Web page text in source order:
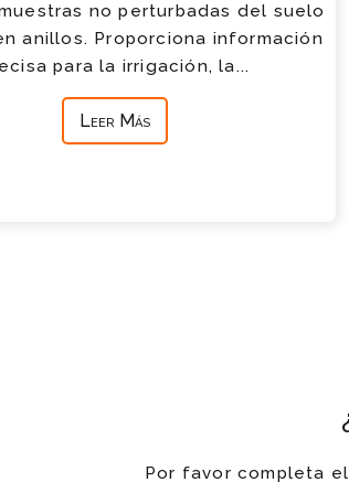
no perturbadas del suelo
anillos. Proporciona información
para la irrigación, la...
Leer Más
Por favor completa